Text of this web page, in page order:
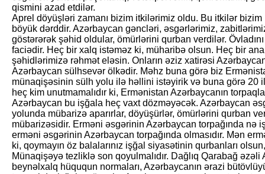
qismini azad etdilər.
Aprel döyüşləri zamanı bizim itkilərimiz oldu. Bu itkilər bizim
böyük dərddir. Azərbaycan gəncləri, əs­gərlərimiz,
göstərərək şəhid oldular, ömürlərini qurban verdilər.
faciədir. Heç bir xalq istəməz ki, müharibə olsun. Heç bir
şəhidlərimizə rəhmət eləsin. Onların əziz xatirəsi
Azərbaycan sülhsevər ölkədir. Məhz buna görə biz
münaqişəsinin sülh yolu ilə həllini istəyirik və buna görə 20
heç kim unutmamalıdır ki, Ermənistan Azər­baycanın
Azərbaycan bu işğala heç vaxt dözməyəcək. Azərbaycan
yolunda mübarizə aparırlar, döyüşürlər, ömürlərini qurban
mübarizəsidir. Erməni əsgərinin Azərbaycan torpağında nə
erməni əsgərinin Azərbaycan torpağında olmasıdır. Mən
ki, qoymayın öz balalarınız işğal siyasətinin qurbanları
Münaqişəyə tezliklə son qoyulmalıdır. Dağlıq Qarabağ əzəli
beynəlxalq hüququn normaları, Azərbaycanın ərazi